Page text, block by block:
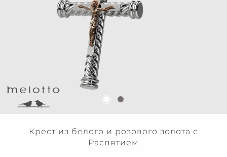
Крест из белого и розового золота с
Распятием